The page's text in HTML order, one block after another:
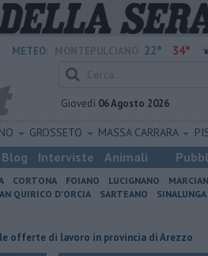
METEO: 22° 34°
Giovedì 06 Agosto 2026
GROSSETO MASSA CARRARA
Blog Interviste Animali
CORTONA FOIANO LUCIGNANO
QUIRICO D'ORCIA SARTEANO SINALUNGA
di lavoro in provincia di Arezzo